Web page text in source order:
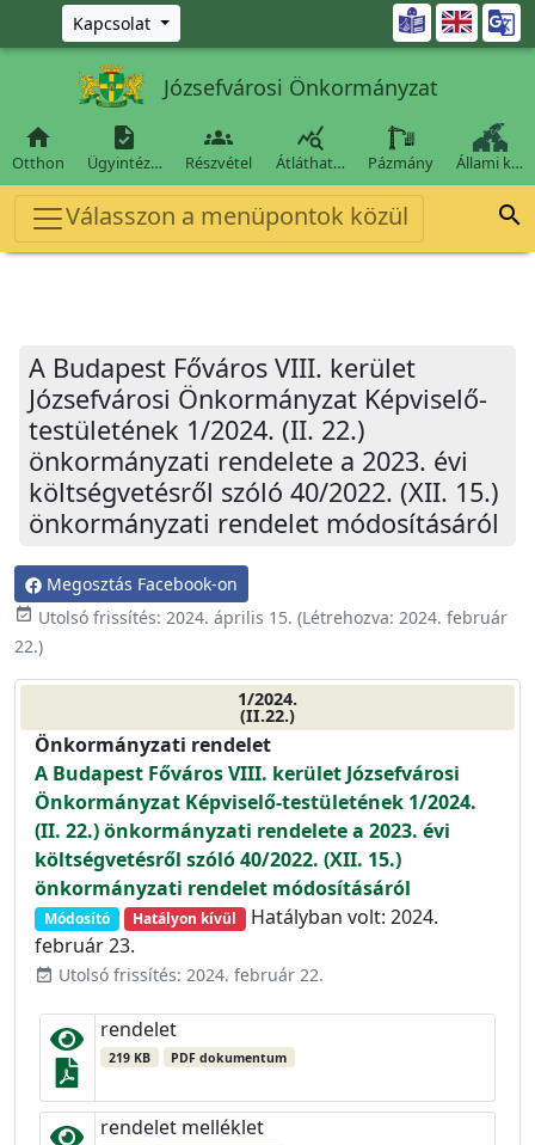
Ugrás a fő tartalomra
Kapcsolat 
Józsefvárosi Önkormányzat

Otthon

Ügyintéz…

Részvétel

Átláthat… Pázmány Állami k…
Válasszon a menüpontok közül 
A Budapest Főváros VIII. kerület
Józsefvárosi Önkormányzat Képviselő-
testületének 1/2024. (II. 22.)
önkormányzati rendelete a 2023. évi
költségvetésről szóló 40/2022. (XII. 15.)
önkormányzati rendelet módosításáról
Megosztás Facebook-on
event_available Utolsó frissítés: 2024. április 15. (Létrehozva: 2024. február
22.)
1/2024.
(II.22.)
Önkormányzati rendelet
A Budapest Főváros VIII. kerület Józsefvárosi
Önkormányzat Képviselő-testületének 1/2024.
(II. 22.) önkormányzati rendelete a 2023. évi
költségvetésről szóló 40/2022. (XII. 15.)
önkormányzati rendelet módosításáról
Módosító Hatályon kívül
Hatályban volt: 2024.
február 23.
event_available Utolsó frissítés: 2024. február 22.
rendelet
219 KB PDF dokumentum
rendelet melléklet